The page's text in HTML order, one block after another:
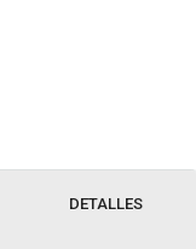
DETALLES